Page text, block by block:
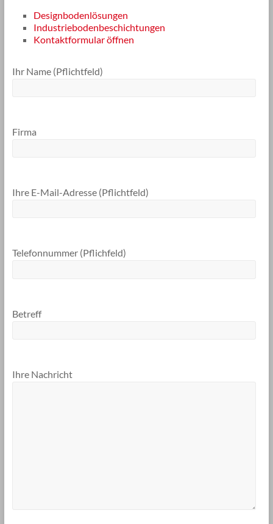
Designbodenlösungen
Industriebodenbeschichtungen
Kontaktformular öffnen
Ihr Name (Pflichtfeld)
Firma
Ihre E-Mail-Adresse (Pflichtfeld)
Telefonnummer (Pflichfeld)
Betreff
Ihre Nachricht